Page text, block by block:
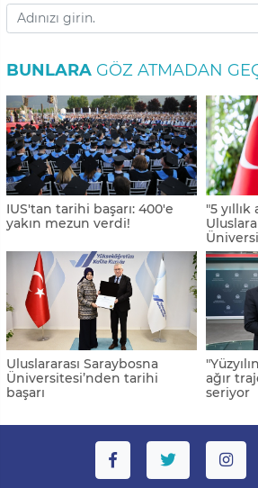
BUNLARA GÖZ ATMADAN
IUS'tan tarihi başarı: 400'e
yakın mezun verdi!
"5
Uluslararası Saraybosna
Üniversitesi’nden tarihi
başarı
ağır
seriyor